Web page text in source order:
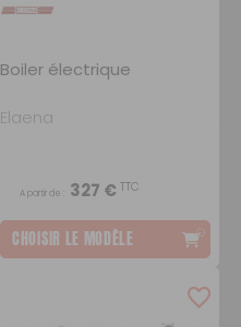
Boiler électrique
Elgena
A partir de : 327 €TTC
CHOISIR LE MODÈLE